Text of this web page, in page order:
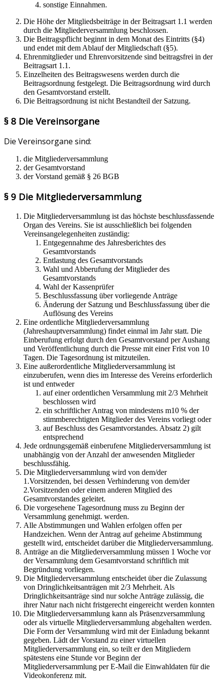
sonstige Einnahmen.
Die Höhe der Mitgliedsbeiträge in der Beitragsart 1.1 werden
durch die Mitgliederversammlung beschlossen.
Die Beitragspflicht beginnt in dem Monat des Eintritts (§4)
und endet mit dem Ablauf der Mitgliedschaft (§5).
Ehrenmitglieder und Ehrenvorsitzende sind beitragsfrei in der
Beitragsart 1.1.
Einzelheiten des Beitragswesens werden durch die
Beitragsordnung festgelegt. Die Beitragsordnung wird durch
den Gesamtvorstand erstellt.
Die Beitragsordnung ist nicht Bestandteil der Satzung.
§ 8 Die Vereinsorgane
Die Vereinsorgane sind:
die Mitgliederversammlung
der Gesamtvorstand
der Vorstand gemäß § 26 BGB
§ 9 Die Mitgliederversammlung
Die Mitgliederversammlung ist das höchste beschlussfassende
Organ des Vereins. Sie ist ausschließlich bei folgenden
Vereinsangelegenheiten zuständig:
Entgegennahme des Jahresberichtes des
Gesamtvorstands
Entlastung des Gesamtvorstands
Wahl und Abberufung der Mitglieder des
Gesamtvorstands
Wahl der Kassenprüfer
Beschlussfassung über vorliegende Anträge
Änderung der Satzung und Beschlussfassung über die
Auflösung des Vereins
Eine ordentliche Mitgliederversammlung
(Jahreshauptversammlung) findet einmal im Jahr statt. Die
Einberufung erfolgt durch den Gesamtvorstand per Aushang
und Veröffentlichung durch die Presse mit einer Frist von 10
Tagen. Die Tagesordnung ist mitzuteilen.
Eine außerordentliche Mitgliederversammlung ist
einzuberufen, wenn dies im Interesse des Vereins erforderlich
ist und entweder
auf einer ordentlichen Versammlung mit 2/3 Mehrheit
beschlossen wird
ein schriftlicher Antrag von mindestens m10 % der
stimmberechtigten Mitglieder des Vereins vorliegt oder
auf Beschluss des Gesamtvorstandes. Absatz 2) gilt
entsprechend
Jede ordnungsgemäß einberufene Mitgliederversammlung ist
unabhängig von der Anzahl der anwesenden Mitglieder
beschlussfähig.
Die Mitgliederversammlung wird von dem/der
1.Vorsitzenden, bei dessen Verhinderung von dem/der
2.Vorsitzenden oder einem anderen Mitglied des
Gesamtvorstandes geleitet.
Die vorgesehene Tagesordnung muss zu Beginn der
Versammlung genehmigt. werden.
Alle Abstimmungen und Wahlen erfolgen offen per
Handzeichen. Wenn der Antrag auf geheime Abstimmung
gestellt wird, entscheidet darüber die Mitgliederversammlung.
Anträge an die Mitgliederversammlung müssen 1 Woche vor
der Versammlung dem Gesamtvorstand schriftlich mit
Begründung vorliegen.
Die Mitgliederversammlung entscheidet über die Zulassung
von Dringlichkeitsanträgen mit 2/3 Mehrheit. Als
Dringlichkeitsanträge sind nur solche Anträge zulässig, die
ihrer Natur nach nicht fristgerecht eingereicht werden konnten
Die Mitgliederversammlung kann als Präsenzversammlung
oder als virtuelle Mitgliederversammlung abgehalten werden.
Die Form der Versammlung wird mit der Einladung bekannt
gegeben. Lädt der Vorstand zu einer virtuellen
Mitgliederversammlung ein, so teilt er den Mitgliedern
spätestens eine Stunde vor Beginn der
Mitgliederversammlung per E-Mail die Einwahldaten für die
Videokonferenz mit.